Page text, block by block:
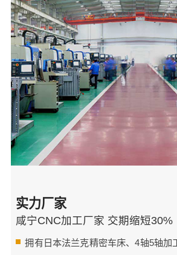
实力厂家
咸宁CNC加工厂家 交期缩短30%
拥有日本法兰克精密车床、4轴5轴加